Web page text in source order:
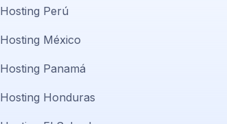
Hosting Perú
Hosting México
Hosting Panamá
Hosting Honduras